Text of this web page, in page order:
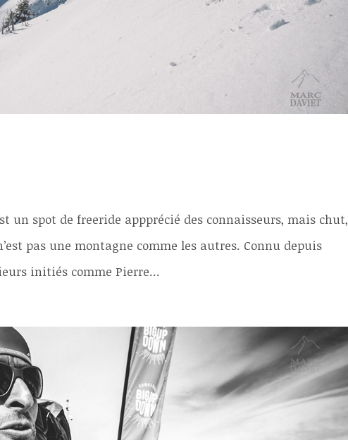
un spot de freeride appprécié des connaisseurs, mais chut,
pas une montagne comme les autres. Connu depuis
initiés comme Pierre...